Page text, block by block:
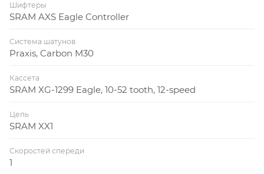
Шифтеры
SRAM AXS Eagle Controller
Система шатунов
Praxis, Carbon M30
Кассета
SRAM XG-1299 Eagle, 10-52 tooth, 12-speed
Цепь
SRAM XX1
Скоростей спереди
1